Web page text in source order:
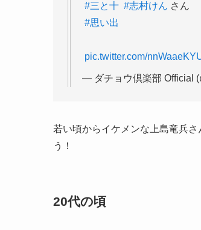
#三と十 #志村けん さん⁡
#思い出
pic.twitter.com/
— ダチョウ倶楽部 Official
若い頃からイケメンな上島竜兵
う！
20代の頃